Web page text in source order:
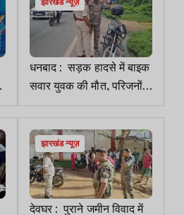
झारखंड न्यूज़
धनबाद : सड़क हादसे में बाइक
सवार युवक की मौत, परिजनों
का रो-रोकर बुरा हाल
झारखंड न्यूज़
देवघर : पुराने जमीन विवाद में